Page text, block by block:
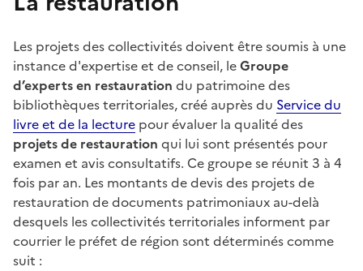
Les projets des collectivités doivent être soumis à une
instance d'expertise et de conseil, leGroupe
d’experts en restauration du patrimoine des
bibliothèques territoriales, créé auprès du Service du
livre et de la lecture pour évaluer la qualité des
projets de restauration qui lui sont présentés pour
examen et avis consultatifs. Ce groupe se réunit 3 à 4
fois par an. Les montants de devis des projets de
restauration de documents patrimoniaux au-delà
desquels les collectivités territoriales informent par
courrier le préfet de région sont déterminés comme
suit :